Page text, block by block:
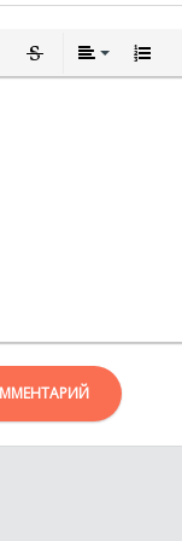
ЗАЧЕРКНУТЫЙ